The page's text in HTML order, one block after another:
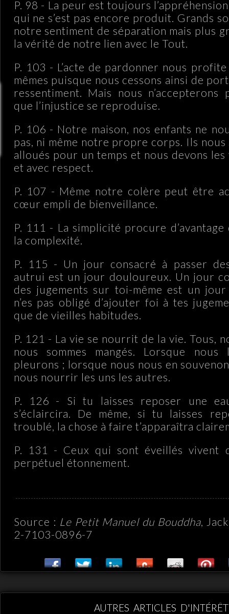
P. 98 - La peur est toujours
qui ne s’est pas encore produit. Grands
notre sentiment de séparation mais plus
la vérité de notre lien avec le Tout.
P. 103 - L’acte de pardonner nous
mêmes puisque nous cessons ainsi de
ressentiment. Mais nous
que l’injustice se reproduise.
P. 106 - Notre maison, nos enfants ne
pas, ni même notre propre corps. Ils
alloués pour un temps et nous devons
et avec respect.
P. 107 - Même notre colère peut être
cœur empli de bienveillance.
P. 111 - La simplicité procure
la complexité.
P. 115 - Un jour consacré à passer
autrui est un jour douloureux. Un jour
des jugements sur toi-même est un
n’es pas obligé d’ajouter foi à tes
que de vieilles habitudes.
P. 121 - La vie se nourrit de la vie. Tous,
nous sommes mangés. Lorsque nous
pleurons ; lorsque nous nous en
nous nourrir les uns les autres.
P. 126 - Si tu laisses reposer une
s’éclaircira. De même, si tu laisses
troublé, la chose à faire t’apparaîtra
P. 131 - Ceux qui sont éveillés vivent
perpétuel étonnement.
Source : Le Petit Manuel du Bouddha,
2-7103-0896-7
AUTRES ARTICLES D'INTÉRÊT